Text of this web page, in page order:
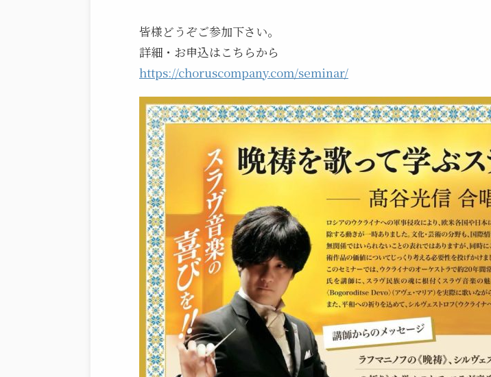
皆様どうぞご参加下さい。
詳細・お申込はこちらから
https://choruscompany.com/seminar/